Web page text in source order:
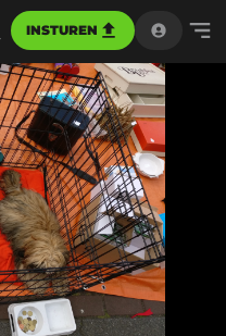
INSTUREN